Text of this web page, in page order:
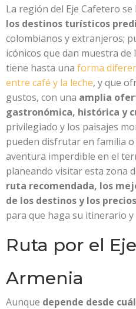
La región del Eje Cafetero
los destinos turísticos
colombianos y extranjeros;
icónicos que dan muestra
tiene hasta una forma
entre café y la leche, y que
gustos, con una amplia
gastronómica, histórica y
privilegiado y los paisajes
pueden disfrutar en familia o
aventura imperdible en el
planeando visitar esta zona
ruta recomendada, los
de los destinos y los
para que haga su itinerario
Ruta por el
Armenia
Aunque depende desde